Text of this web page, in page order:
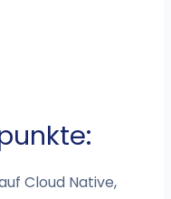
Cloud Native,